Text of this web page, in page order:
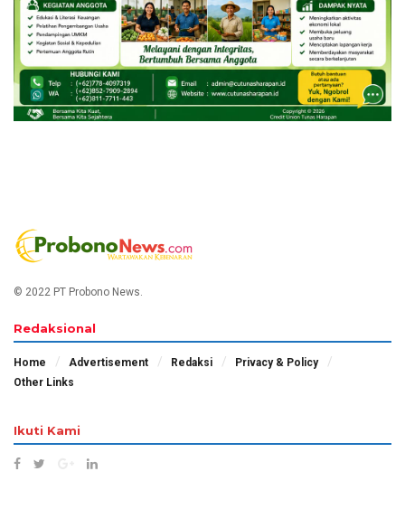
© 2022 PT Probono News.
Redaksional
Home Advertisement Redaksi
Privacy & Policy
Other Links
Ikuti Kami